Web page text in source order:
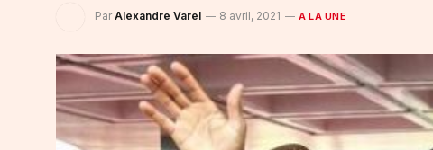
Par Alexandre Varel 8 avril, 2021 A LA UNE